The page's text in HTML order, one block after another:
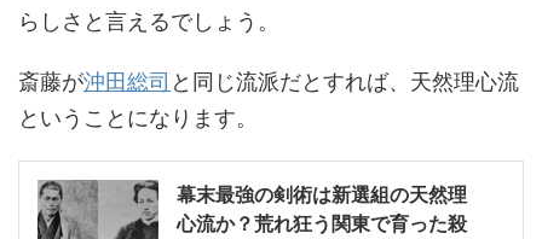
らしさと言えるでしょう。
斎藤が沖田総司 と同じ流派だとすれば、天然理心流
ということになります。
幕末最強の剣術は新選組の天然理
心流か？荒れ狂う関東で育った殺